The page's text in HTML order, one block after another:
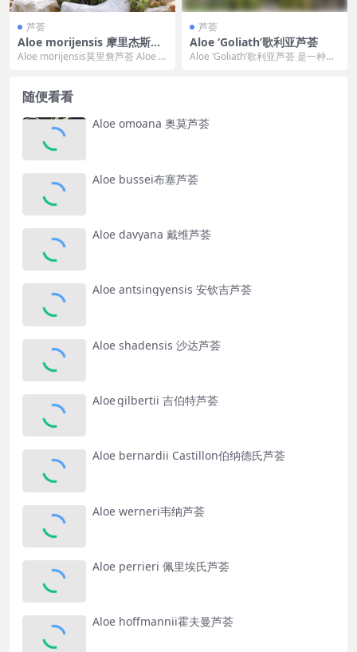
芦荟
Aloe morijensis 摩里杰斯芦
荟
Aloe morijensis莫里詹芦荟 Aloe m
芦荟
Aloe ‘Goliath’歌利亚芦荟
Aloe ‘Goliath’歌利亚芦荟 是一种独
随便看看
Aloe omoana 奥莫芦荟
Aloe bussei布塞芦荟
Aloe davyana 戴维芦荟
Aloe antsingyensis 安钦吉芦荟
Aloe shadensis 沙达芦荟
Aloe gilbertii 吉伯特芦荟
Aloe bernardii Castillon伯纳德氏芦荟
Aloe werneri韦纳芦荟
Aloe perrieri 佩里埃氏芦荟
Aloe hoffmannii霍夫曼芦荟